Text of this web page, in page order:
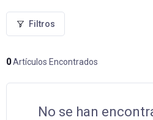
Filtros
0Artículos Encontrados
No se han